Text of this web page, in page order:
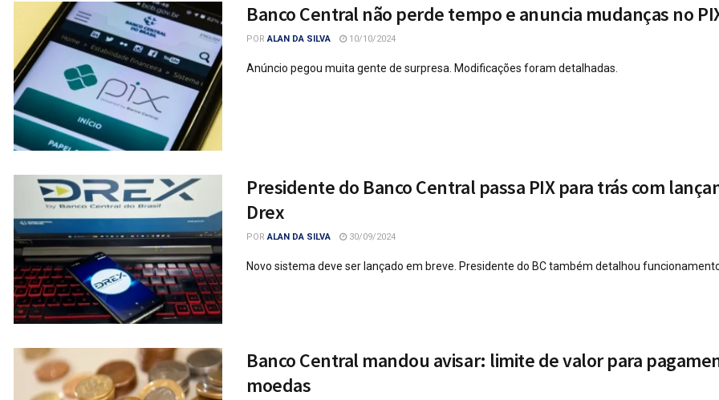
Banco Central não perde tempo e anuncia mudanças no
POR ALAN DA SILVA 10/10/2024
Anúncio pegou muita gente de surpresa. Modificações foram detalhadas.
Presidente do Banco Central passa PIX para trás com
Drex
POR ALAN DA SILVA 30/09/2024
Novo sistema deve ser lançado em breve. Presidente do BC também detalhou
Banco Central mandou avisar: limite de valor para
moedas